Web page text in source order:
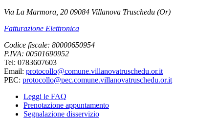
Via La Marmora, 20 09084 Villanova Truschedu (Or)
Fatturazione Elettronica
Codice fiscale: 80000650954
P.IVA: 00501690952
Tel: 0783607603
Email: protocollo@comune.villanovatruschedu.or.it
PEC: protocollo@pec.comune.villanovatruschedu.or.it
Leggi le FAQ
Prenotazione appuntamento
Segnalazione disservizio